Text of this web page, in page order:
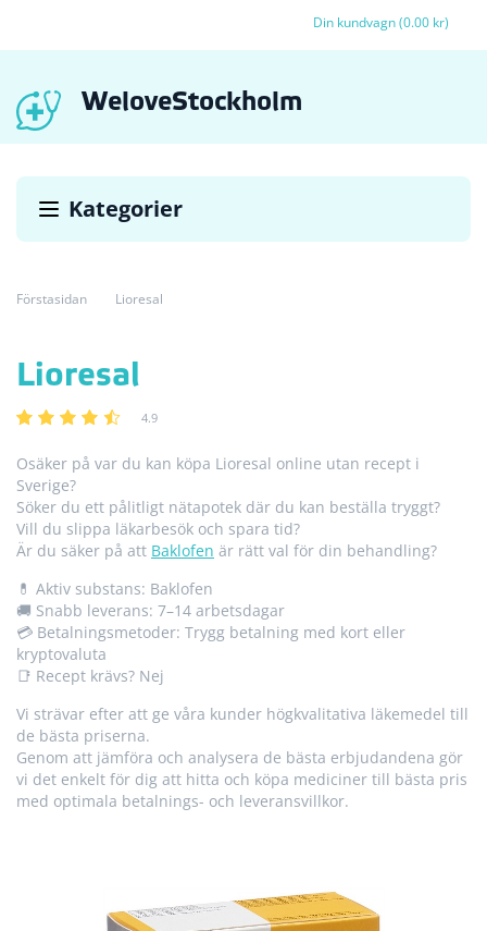
Din kundvagn (0.00 kr)
WeloveStockholm
Kategorier
Förstasidan Lioresal
Lioresal
4.9
Osäker på var du kan köpa Lioresal online utan recept i
Sverige?
Söker du ett pålitligt nätapotek där du kan beställa tryggt?
Vill du slippa läkarbesök och spara tid?
Är du säker på att Baklofen är rätt val för din behandling?
💊 Aktiv substans: Baklofen
🚚 Snabb leverans: 7–14 arbetsdagar
💳 Betalningsmetoder: Trygg betalning med kort eller
kryptovaluta
📑 Recept krävs? Nej
Vi strävar efter att ge våra kunder högkvalitativa läkemedel till
de bästa priserna.
Genom att jämföra och analysera de bästa erbjudandena gör
vi det enkelt för dig att hitta och köpa mediciner till bästa pris
med optimala betalnings- och leveransvillkor.